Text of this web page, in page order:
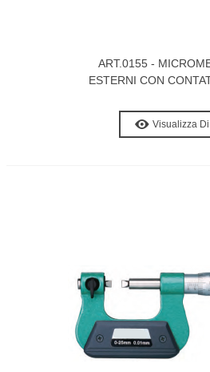
ART.0155 -
ESTERNI CON
Visualizza